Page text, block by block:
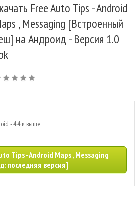
Free Auto Tips - Android
, Messaging [Встроенный
на Андроид - Версия 1.0
- 4.4 и выше
Tips - Android Maps , Messaging
последняя версия]